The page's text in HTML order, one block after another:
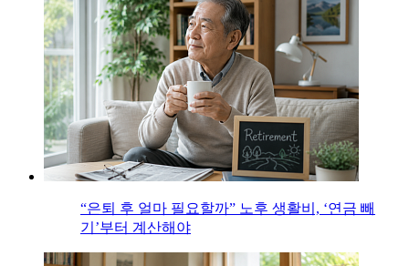
“은퇴 후 얼마 필요할까” 노후 생활비, ‘연금 빼
기’부터 계산해야